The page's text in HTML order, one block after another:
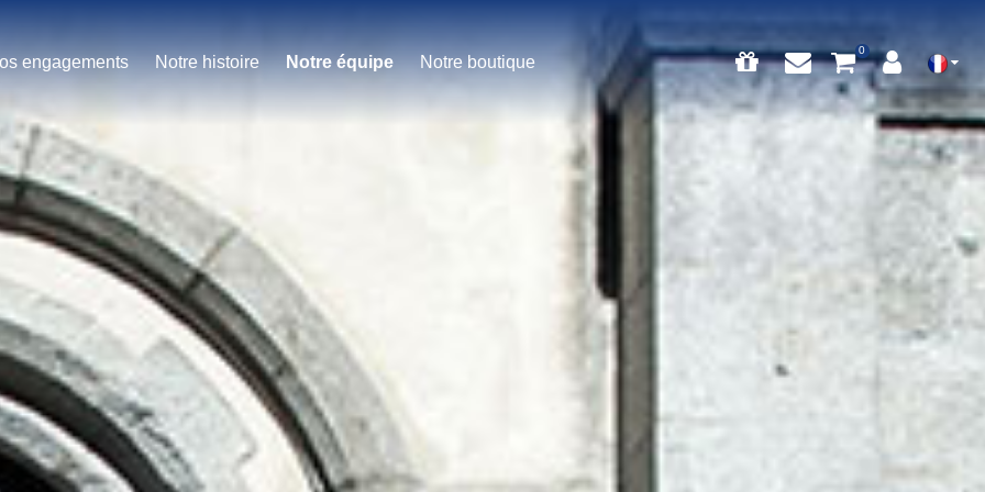
engagements Notre histoire Notre équipe Notre boutique 0